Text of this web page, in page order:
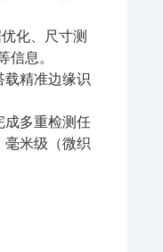
化、尺寸测
信息。
载精准边缘识
成多重检测任
毫米级（微织